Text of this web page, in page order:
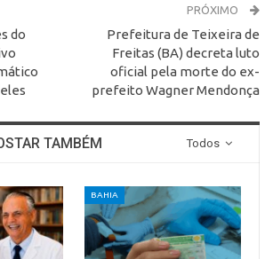
do
PRÓXIMO
Prefeitura de Teixeira de
Freitas (BA) decreta luto
oficial pela morte do ex-
prefeito Wagner Mendonça
Todos
TAMBÉM
BAHIA